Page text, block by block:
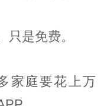
只是免费。
家庭要花上万